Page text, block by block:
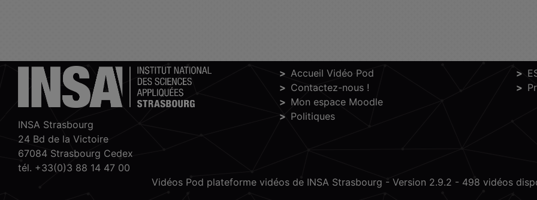
INSA Strasbourg
24 Bd de la Victoire
67084 Strasbourg Cedex
tél. +33(0)3 88 14 47 00
Accueil Vidéo Pod
Contactez-nous !
Mon espace Moodle
Politiques
Vidéos Pod plateforme vidéos de INSA Strasbourg - Version 2.9.2 - 498 vidéos